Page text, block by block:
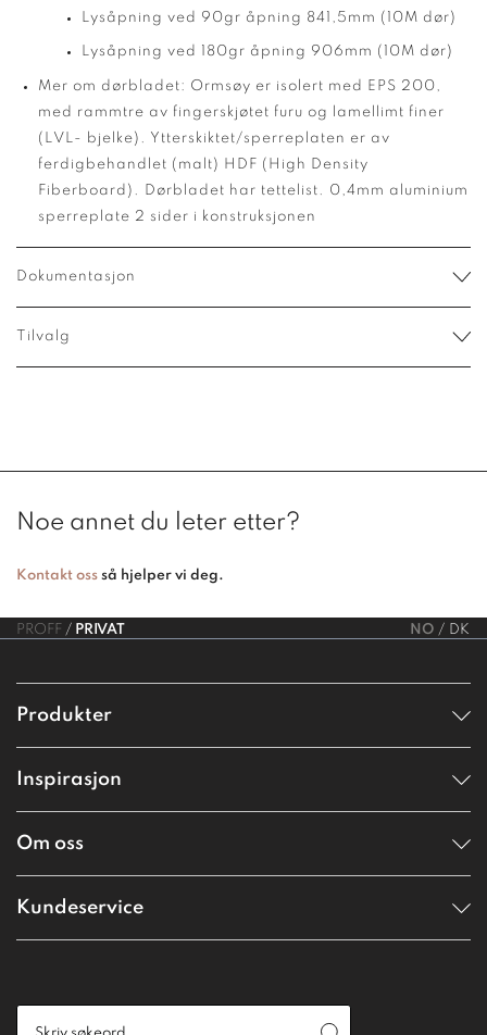
Lysåpning ved 90gr åpning 841,5mm (10M dør)
Lysåpning ved 180gr åpning 906mm (10M dør)
Mer om dørbladet: Ormsøy er isolert med EPS 200,
med rammtre av fingerskjøtet furu og lamellimt finer
(LVL- bjelke). Ytterskiktet/sperreplaten er av
ferdigbehandlet (malt) HDF (High Density
Fiberboard). Dørbladet har tettelist. 0,4mm aluminium
sperreplate 2 sider i konstruksjonen
Dokumentasjon
Tilvalg
Noe annet du leter etter?
Kontakt oss så hjelper vi deg.
PROFF PRIVAT NO DK
Produkter
Inspirasjon
Om oss
Kundeservice